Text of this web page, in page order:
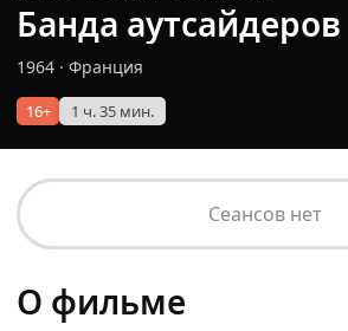
Банда аутсайдеров
1964 · Франция
16+ 1 ч. 35 мин.
Сеансов нет
О фильме